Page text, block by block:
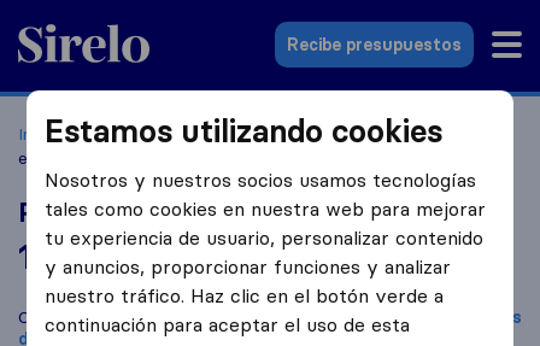
Sirelo.es
Recibe presupuestos
Inicio Empresas de mudanzas Madrid
Portes Mudanzas
express madrid
Portes Mudanzas express madrid
10,0 basado en 12
reseñas de Sirelo y Google
Compara Portes Mudanzas express madrid con otras
empresas
de mudanzasde Madrid
Estamos utilizando cookies
Nosotros y nuestros socios usamos tecnologías
tales como cookies en nuestra web para mejorar
tu experiencia de usuario, personalizar contenido
y anuncios, proporcionar funciones y analizar
nuestro tráfico. Haz clic en el botón verde a
continuación para aceptar el uso de esta